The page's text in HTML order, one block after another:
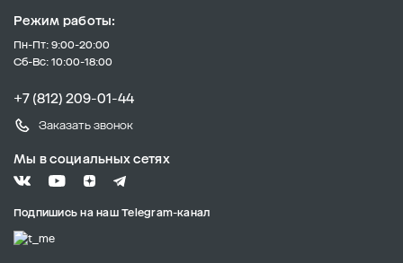
Режим работы:
Пн-Пт: 9:00-20:00
Сб-Вс: 10:00-18:00
+7 (812) 209-01-44
Заказать звонок
Мы в социальных сетях
Подпишись на наш Telegram-канал